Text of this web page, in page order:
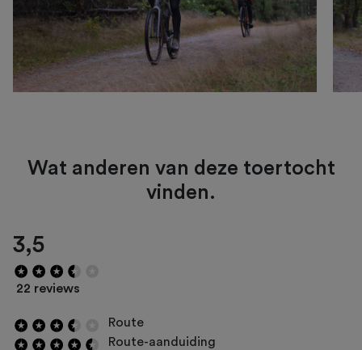
Wat anderen van deze toertocht
vinden.
3,5
22 reviews
Route
Route-aanduiding